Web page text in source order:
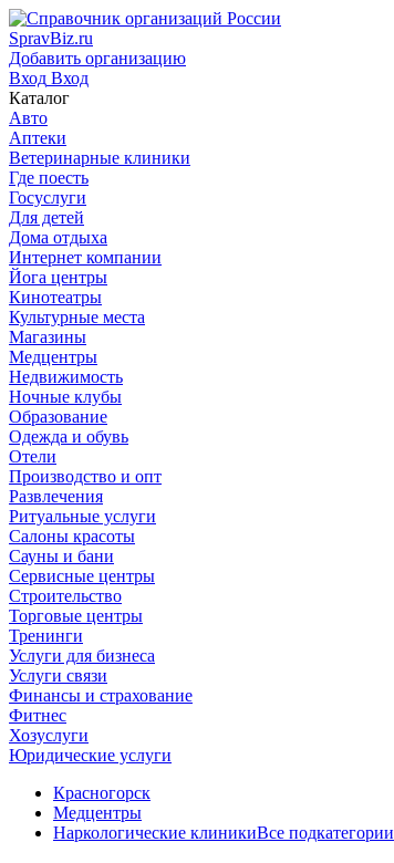
SpravBiz.ru
Добавить организацию
Вход Вход
Каталог
Авто
Аптеки
Ветеринарные клиники
Где поесть
Госуслуги
Для детей
Дома отдыха
Интернет компании
Йога центры
Кинотеатры
Культурные места
Магазины
Медцентры
Недвижимость
Ночные клубы
Образование
Одежда и обувь
Отели
Производство и опт
Развлечения
Ритуальные услуги
Салоны красоты
Сауны и бани
Сервисные центры
Строительство
Торговые центры
Тренинги
Услуги для бизнеса
Услуги связи
Финансы и страхование
Фитнес
Хозуслуги
Юридические услуги
Красногорск
Медцентры
Наркологические клиникиВсе подкатегории